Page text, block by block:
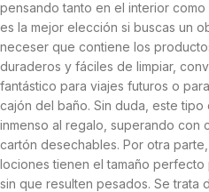
pensando tanto en el interior como
es la mejor elección si buscas un
neceser que contiene los
duraderos y fáciles de limpiar,
fantástico para viajes futuros o
cajón del baño. Sin duda, este
inmenso al regalo, superando con
cartón desechables. Por otra
lociones tienen el tamaño
sin que resulten pesados. Se trata